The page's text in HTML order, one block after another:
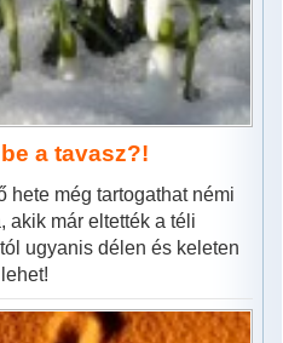
a tavasz?!
hete még tartogathat némi
akik már eltették a téli
ugyanis délen és keleten